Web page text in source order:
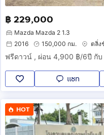
฿ 229,000
Mazda Mazda 2 1.3
2016
150,000 กม. ตลิ่ง
ฟรีดาวน์ , ผ่อน 4,900 ฿/6ปี กับ
แชท
HOT